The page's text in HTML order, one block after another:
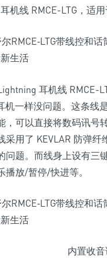
机线 RMCE-LTG，适用
耳机线 RMCE-
机一样没问题。这条线
，可以直接将数码讯号
采用了 KEVLAR 防弹
问题。而线身上设有三
播放/暂停/快进等。
内置收